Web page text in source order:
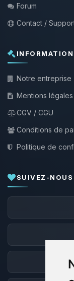
Forum
Contact /
Notre entreprise
Mentions légales
CGV / CGU
Conditions de
Politique de
SUIVEZ-NOUS